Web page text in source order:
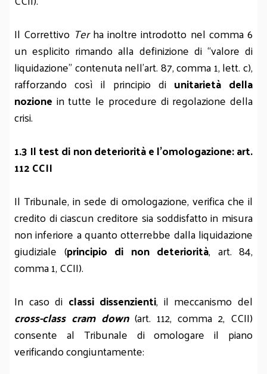
Il Correttivo Terha inoltre introdotto nel comma 6
un esplicito rimando alla definizione di “valore di
liquidazione” contenuta nell’art. 87, comma 1, lett. c),
rafforzando così il principio di unitarietà della
nozione in tutte le procedure di regolazione della
crisi.
1.3 Il test di non deteriorità e l’omologazione: art.
112 CCII
Il Tribunale, in sede di omologazione, verifica che il
credito di ciascun creditore sia soddisfatto in misura
non inferiore a quanto otterrebbe dalla liquidazione
giudiziale (principio di non deteriorità, art. 84,
comma 1, CCII).
In caso di classi dissenzienti, il meccanismo del
cross-class cram down (art. 112, comma 2, CCII)
consente al Tribunale di omologare il piano
verificando congiuntamente: